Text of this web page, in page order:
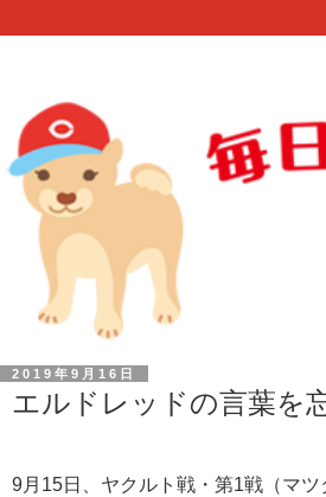
2019年9月16日
エルドレッドの言葉を
9月15日、ヤクルト戦・第1戦（マツ